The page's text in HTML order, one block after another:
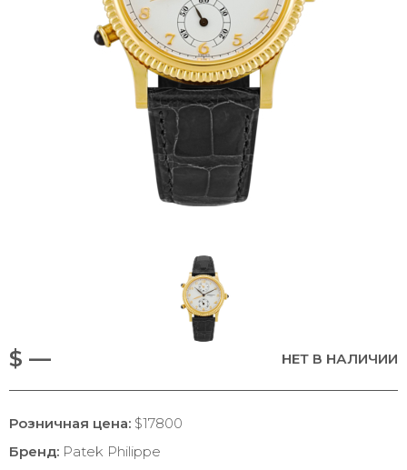
$ — НЕТ В НАЛИЧИИ
Розничная цена: $17800
Бренд: Patek Philippe